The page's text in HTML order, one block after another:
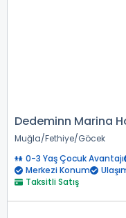
Dedeminn Marina
Muğla Fethiye Göcek
0-3 Yaş Çocuk Avantajı
Merkezi Konum
Taksitli Satış